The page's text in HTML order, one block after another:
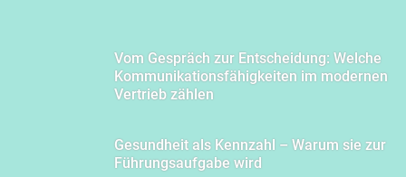
Vom Gespräch zur Entscheidung: Welche
Kommunikationsfähigkeiten im modernen
Vertrieb zählen
Gesundheit als Kennzahl – Warum sie zur
Führungsaufgabe wird